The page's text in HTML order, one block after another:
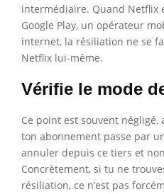
intermédiaire. Quand Netflix
Google Play, un opérateur
internet, la résiliation ne se
Netflix lui-même.
Vérifie le mode
Ce point est souvent négligé,
ton abonnement passe par
annuler depuis ce tiers et
Concrètement, si tu ne
résiliation, ce n’est pas